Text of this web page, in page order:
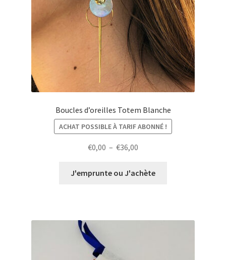
Boucles d’oreilles Totem Blanche
ACHAT POSSIBLE À TARIF ABONNÉ !
€0,00 – €36,00
prix :
J'emprunte ou J'achète